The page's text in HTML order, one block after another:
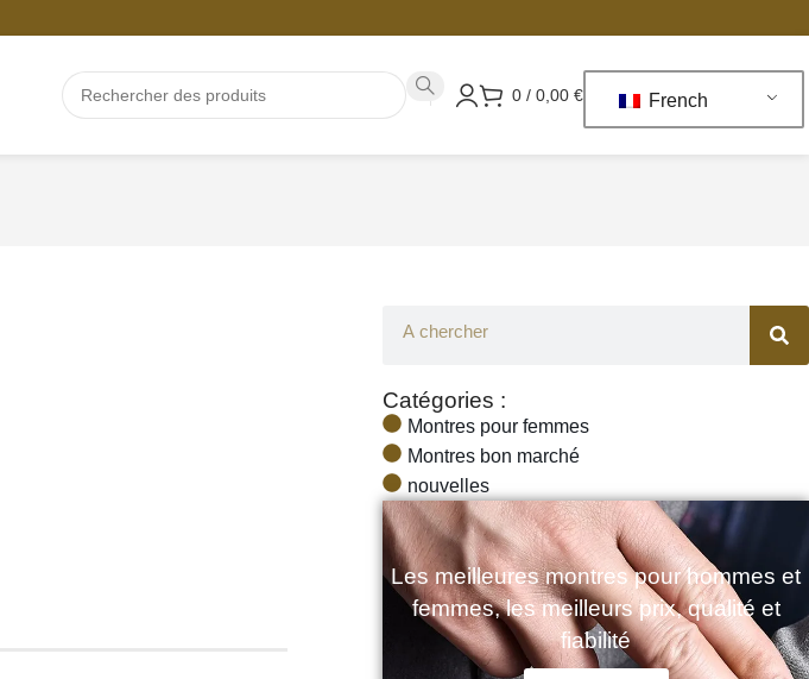
0 / 0,00 € French
Catégories :
Montres pour femmes
Montres bon marché
nouvelles
Les meilleures montres pour hommes et
femmes, les meilleurs prix, qualité et
fiabilité